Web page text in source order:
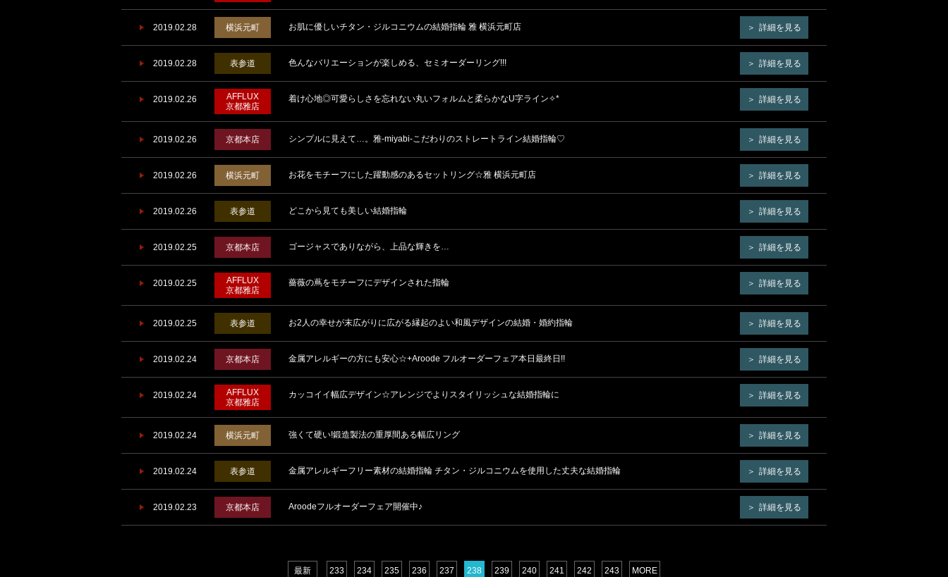
2019.02.28 横浜元町 お肌に優しいチタン・ジルコニウムの結婚指輪 雅 横浜元町店 詳細を見る
2019.02.28 表参道 色んなバリエーションが楽しめる、セミオーダーリング!!! 詳細を見る
2019.02.26
AFFLUX
京都雅店
着け心地◎可愛らしさを忘れない丸いフォルムと柔らかなU字ライン✧* 詳細を見る
2019.02.26 京都本店 シンプルに見えて…。雅-miyabi-こだわりのストレートライン結婚指輪♡ 詳細を見る
2019.02.26 横浜元町 お花をモチーフにした躍動感のあるセットリング☆雅 横浜元町店 詳細を見る
2019.02.26 表参道 どこから見ても美しい結婚指輪 詳細を見る
2019.02.25 京都本店 ゴージャスでありながら、上品な輝きを… 詳細を見る
2019.02.25
AFFLUX
京都雅店
薔薇の蔦をモチーフにデザインされた指輪 詳細を見る
2019.02.25 表参道 お2人の幸せが末広がりに広がる縁起のよい和風デザインの結婚・婚約指輪 詳細を見る
2019.02.24 京都本店 金属アレルギーの方にも安心☆+Aroode フルオーダーフェア本日最終日!! 詳細を見る
2019.02.24
AFFLUX
京都雅店
カッコイイ幅広デザイン☆アレンジでよりスタイリッシュな結婚指輪に 詳細を見る
2019.02.24 横浜元町 強くて硬い!鍛造製法の重厚間ある幅広リング 詳細を見る
2019.02.24 表参道 金属アレルギーフリー素材の結婚指輪 チタン・ジルコニウムを使用した丈夫な結婚指輪 詳細を見る
2019.02.23 京都本店 Aroodeフルオーダーフェア開催中♪ 詳細を見る
最新 233 234 235 236 237 238 239 240 241 242 243 MORE